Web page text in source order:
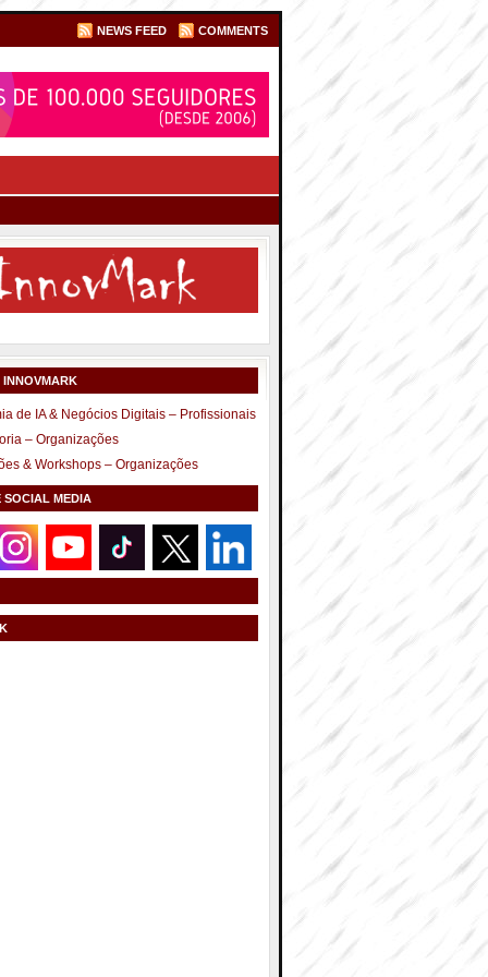
NEWS FEED COMMENTS
INNOVMARK
de IA & Negócios Digitais – Profissionais
– Organizações
& Workshops – Organizações
SOCIAL MEDIA